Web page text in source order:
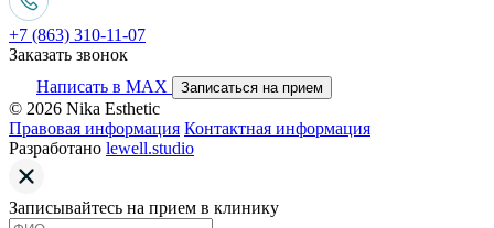
+7 (863) 310-11-07
Заказать звонок
Написать в MAX
Записаться на прием
© 2026 Nika Esthetic
Правовая информация Контактная информация
Разработано lewell.studio
Записывайтесь на прием в клинику